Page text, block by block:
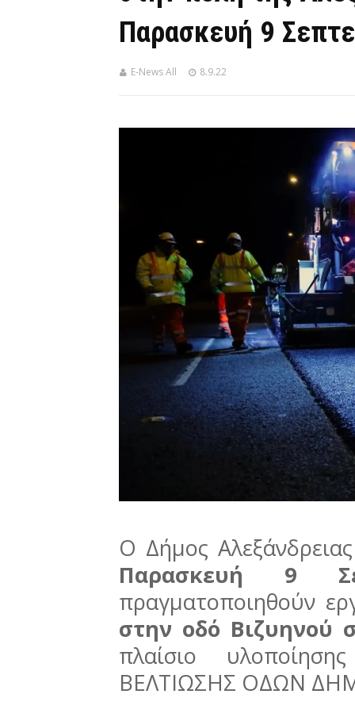
Παρασκευή 9
E-News All 8.9.22
Ο Δήμος
Παρασκευή 9
πραγματοποιηθούν
στην οδό Βιζυηνού
πλαίσιο
ΒΕΛΤΙΩΣΗΣ ΟΔΩΝ